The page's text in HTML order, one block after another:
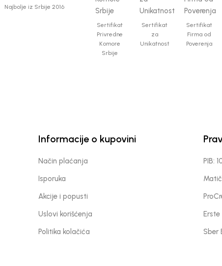
Najbolje iz Srbije 2016
Sertifikat
Privredne
Komore
Srbije
Sertifikat
za
Unikatnost
Sertifikat
Firma od
Poverenja
Informacije o kupovini
Način plaćanja
Isporuka
Akcije i popusti
Uslovi korišćenja
Politika kolačića
PIB:
Sber